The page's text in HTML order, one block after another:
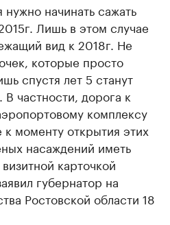
начинать сажать
Лишь в этом случае
вид к 2018г. Не
которые просто
спустя лет 5 станут
частности, дорога к
комплексу
моменту открытия этих
насаждений иметь
карточкой
губернатор на
Ростовской области 18